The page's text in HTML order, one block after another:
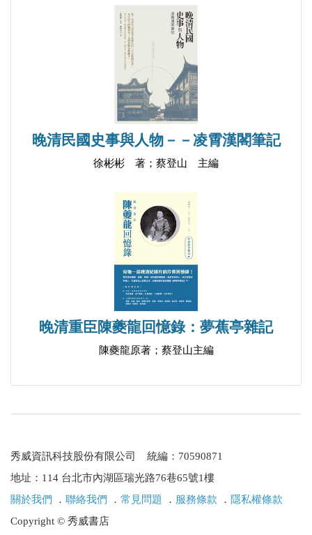
第一百零四回 游園玩水樂逍遙
第一百零五回 一家三口都有紅本本
第一百零六回 國恩家慶游丹東和本溪
第一百零七回 大連樂甲農家一日游
第一百零八回 娘兒倆香港採購去
第一百零九回 北京四日遊／溫馨
第一百一十回 喬遷十年展新顏／溫馨
晚清民國史事與人物－－凌霄漢閣筆記
徐彬彬 著；蔡登山 主編
晚清重臣陳夔龍回憶錄：夢蕉亭雜記
陳夔龍原著；蔡登山主編
秀威資訊科技股份有限公司 統編：70590871
地址：114 台北市內湖區瑞光路76巷65號1樓
關於我們
． 聯絡我們 ． 常見問題 ． 服務條款 ． 隱私權條款
Copyright © 秀威書店